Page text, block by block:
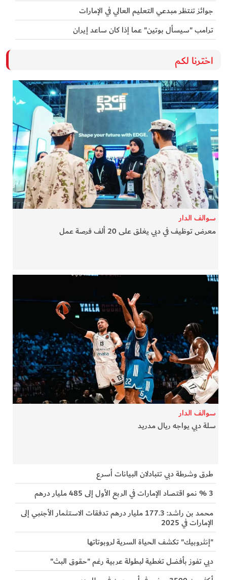
جوائز تنتظر مبدعي التعليم العالي في الإمارات
ترامب "سيسأل بوتين" عما إذا كان ساعد إيران
اخترنا لكم
سوالف الدار
معرض توظيف في دبي يغلق على 20 ألف فرصة عمل
سوالف الدار
سلة دبي يواجه ريال مدريد
طرق وشرطة دبي تتبادلان البيانات أسرع
3 % نمو اقتصاد الإمارات في الربع الأول إلى 485 مليار درهم
محمد بن راشد: 177.3 مليار درهم تدفقات الاستثمار الأجنبي إلى
الإمارات في 2025
"إنثروبيك" تكشف الحياة السرية لروبوتاتها
دبي تفوز بأفضل تغطية لبطولة عربية رغم "حقوق البث"